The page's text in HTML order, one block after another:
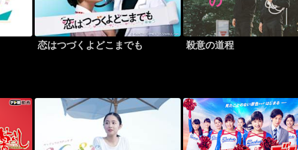
恋はつづくよどこまでも 殺意の道程